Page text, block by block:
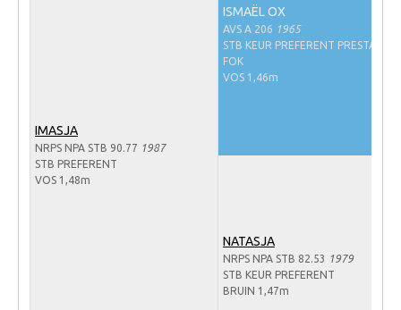
Onze fokkerij
IMASJA
NRPS NPA STB 90.77 1987
STB PREFERENT
VOS 1,48m
ISMAËL OX
AVS A 206 1965
STB KEUR PREFERENT PRESTATIE-
FOK
VOS 1,46m
NATASJA
NRPS NPA STB 82.53
1979
STB KEUR PREFERENT
BRUIN 1,47m